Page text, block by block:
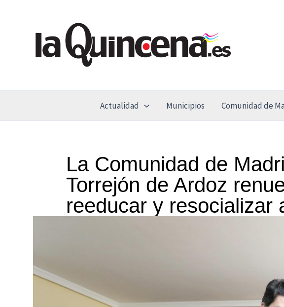
contenido
Actualidad Municipios Comunidad de
La Comunidad de
Torrejón de Ardoz
reeducar y resocializar